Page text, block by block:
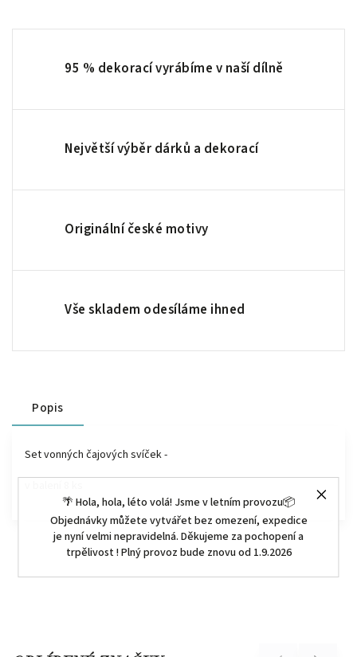
🌴 Hola, hola, léto volá! Jsme v letním provozu📦
Objednávky můžete vytvářet bez omezení, expedice
je nyní velmi nepravidelná. Děkujeme za pochopení a
trpělivost ! Plný provoz bude znovu od 1.9.2026
95 % dekorací vyrábíme v naší dílně
Největší výběr dárků a dekorací
Originální české motivy
Vše skladem odesíláme ihned
Popis
Set vonných čajových svíček -